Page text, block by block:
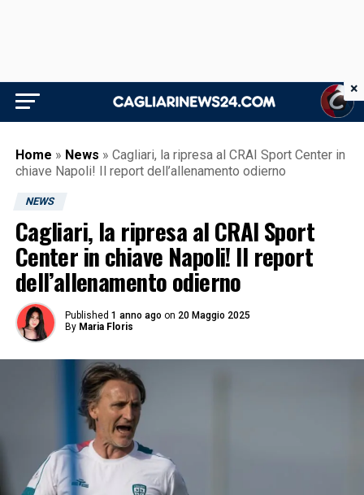
Home » News » Cagliari, la ripresa al CRAI Sport Center in
chiave Napoli! Il report dell’allenamento odierno
NEWS
Cagliari, la ripresa al CRAI Sport
Center in chiave Napoli! Il report
dell’allenamento odierno
Published 1 anno ago on 20 Maggio 2025
By Maria Floris
×